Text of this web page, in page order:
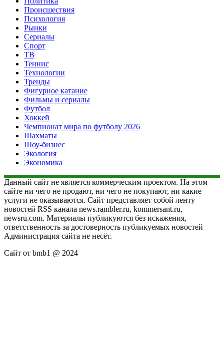
Происшествия
Психология
Рынки
Сериалы
Спорт
ТВ
Теннис
Технологии
Тренды
Фигурное катание
Фильмы и сериалы
Футбол
Хоккей
Чемпионат мира по футболу 2026
Шахматы
Шоу-бизнес
Экология
Экономика
Данный сайт не является коммерческим проектом. На этом
сайте ни чего не продают, ни чего не покупают, ни какие
услуги не оказываются. Сайт представляет собой ленту
новостей RSS канала news.rambler.ru, kommersant.ru,
newsru.com. Материалы публикуются без искажения,
ответственность за достоверность публикуемых новостей
Администрация сайта не несёт.
Сайт от bmb1 @ 2024